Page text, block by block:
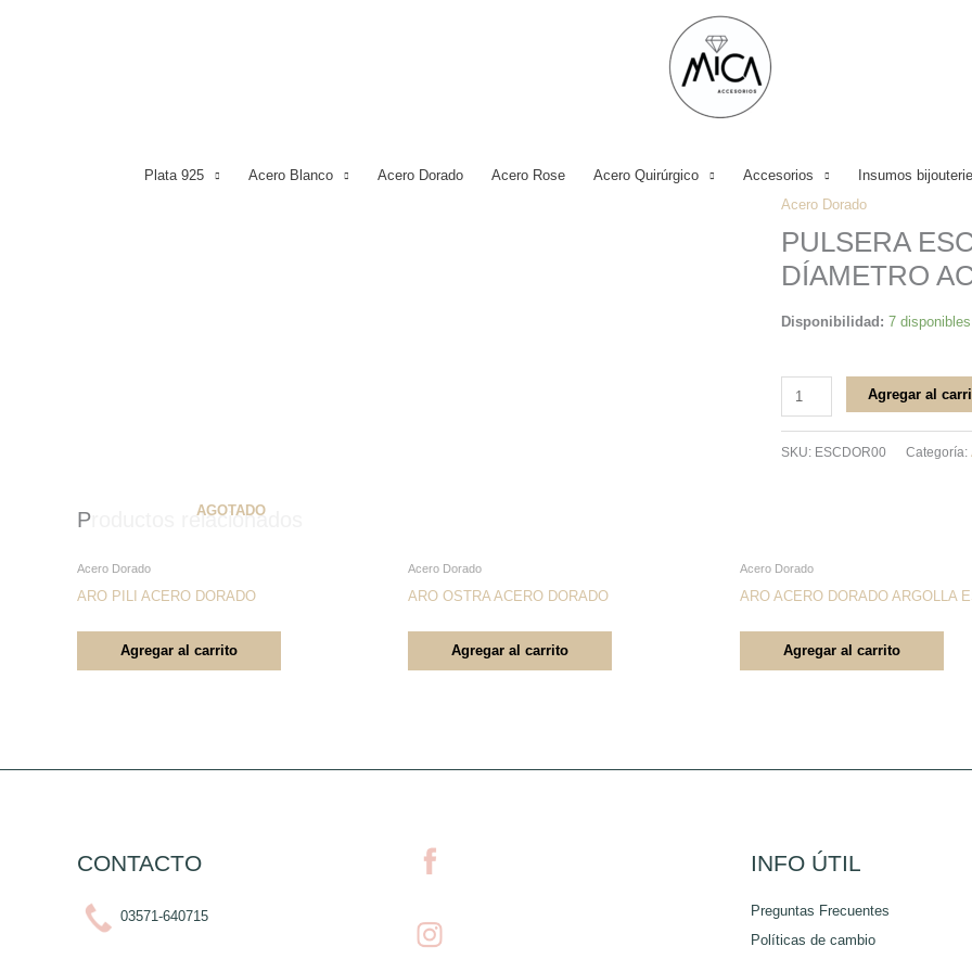
Plata 925 Acero Blanco Acero Dorado Acero Rose Acero Quirúrgico Accesorios Insumos bijouterie
Acero Dorado
PULSERA
DÍAMETRO
Disponibilidad: 7 disponibles
PULSERA
ESCLAVA
DORADA
DE
ACERO
QUIRURGICO
cantidad
Agregar al
SKU: ESCDOR00 Categoría:
Productos relacionados
AGOTADO
Acero Dorado
ARO PILI ACERO DORADO
Agregar al carrito
Acero Dorado
ARO OSTRA ACERO DORADO
Agregar al carrito
Acero Dorado
ARO ACERO DORADO ARGOLLA
Agregar al carrito
CONTACTO
03571-640715
INFO ÚTIL
Preguntas Frecuentes
Políticas de cambio